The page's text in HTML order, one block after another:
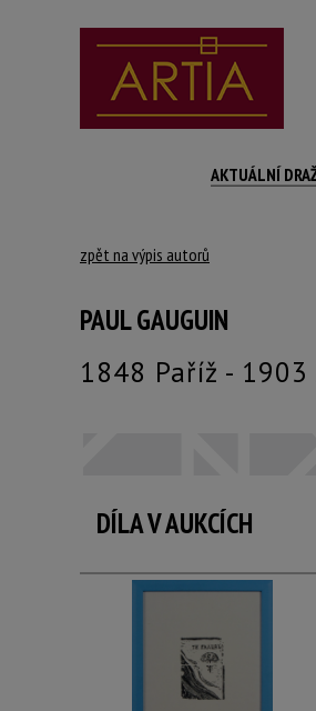
AKTUÁLNÍ
zpět na výpis autorů
PAUL GAUGUIN
1848 Paříž -
DÍLA V AUKCÍCH